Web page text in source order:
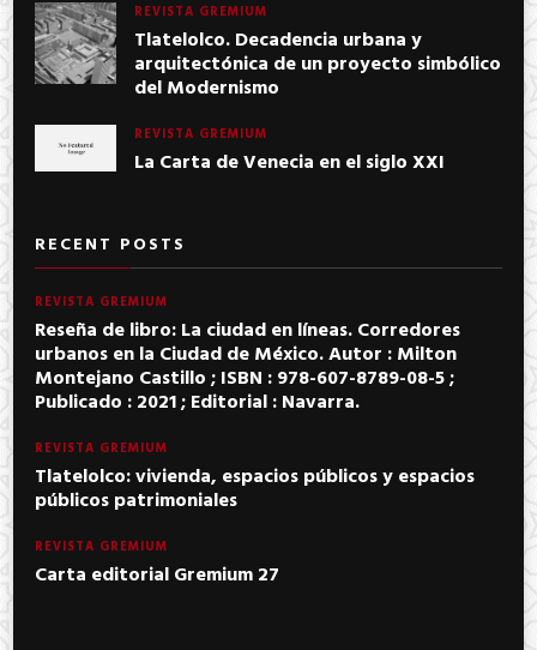
REVISTA GREMIUM
Tlatelolco. Decadencia urbana y
arquitectónica de un proyecto simbólico
del Modernismo
REVISTA GREMIUM
La Carta de Venecia en el siglo XXI
RECENT POSTS
REVISTA GREMIUM
Reseña de libro: La ciudad en líneas. Corredores
urbanos en la Ciudad de México. Autor : Milton
Montejano Castillo ; ISBN : 978-607-8789-08-5 ;
Publicado : 2021 ; Editorial : Navarra.
REVISTA GREMIUM
Tlatelolco: vivienda, espacios públicos y espacios
públicos patrimoniales
REVISTA GREMIUM
Carta editorial Gremium 27